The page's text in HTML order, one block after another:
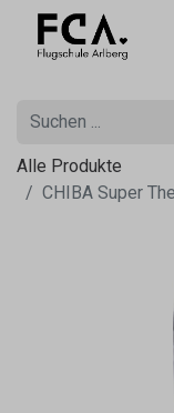
Alle Produkte
CHIBA Super